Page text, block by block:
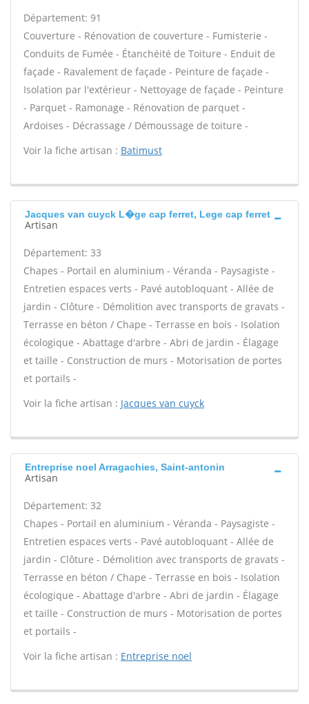
Département: 91
Couverture - Rénovation de couverture - Fumisterie -
Conduits de Fumée - Étanchéité de Toiture - Enduit de
façade - Ravalement de façade - Peinture de façade -
Isolation par l'extérieur - Nettoyage de façade - Peinture
- Parquet - Ramonage - Rénovation de parquet -
Ardoises - Décrassage / Démoussage de toiture -
Voir la fiche artisan : Batimust
Jacques van cuyck L�ge cap ferret, Lege cap ferret
Artisan
Département: 33
Chapes - Portail en aluminium - Véranda - Paysagiste -
Entretien espaces verts - Pavé autobloquant - Allée de
jardin - Clôture - Démolition avec transports de gravats -
Terrasse en béton / Chape - Terrasse en bois - Isolation
écologique - Abattage d'arbre - Abri de jardin - Élagage
et taille - Construction de murs - Motorisation de portes
et portails -
Voir la fiche artisan : Jacques van cuyck
Entreprise noel Arragachies, Saint-antonin
Artisan
Département: 32
Chapes - Portail en aluminium - Véranda - Paysagiste -
Entretien espaces verts - Pavé autobloquant - Allée de
jardin - Clôture - Démolition avec transports de gravats -
Terrasse en béton / Chape - Terrasse en bois - Isolation
écologique - Abattage d'arbre - Abri de jardin - Élagage
et taille - Construction de murs - Motorisation de portes
et portails -
Voir la fiche artisan : Entreprise noel